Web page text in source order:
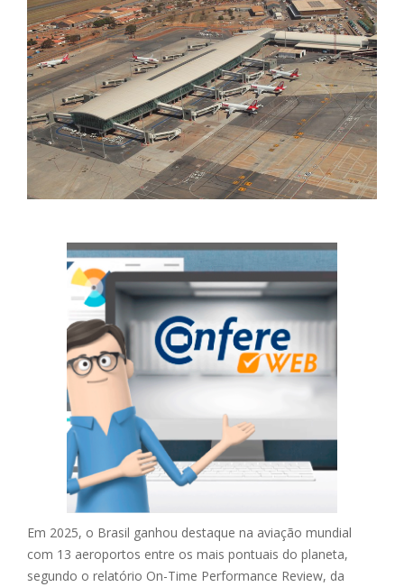
Em 2025, o Brasil ganhou destaque na aviação mundial
com 13 aeroportos entre os mais pontuais do planeta,
segundo o relatório On-Time Performance Review, da